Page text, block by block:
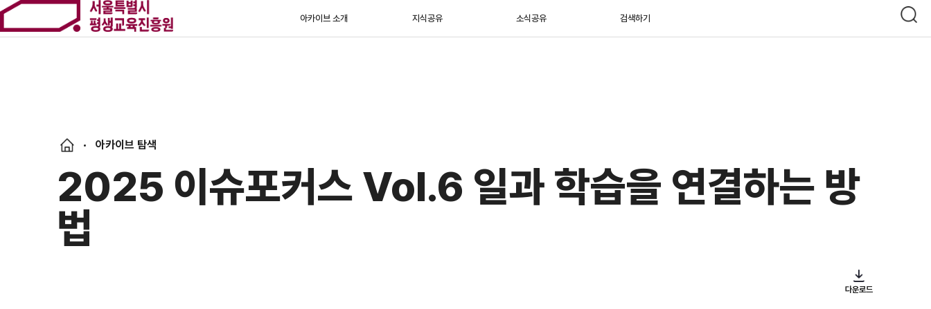
아카이브 소개 지식공유 소식공유 검색하기
아카이브 탐색
2025 이슈포커스 Vol.6 일과 학습을 연결하는 방
법
다운로드